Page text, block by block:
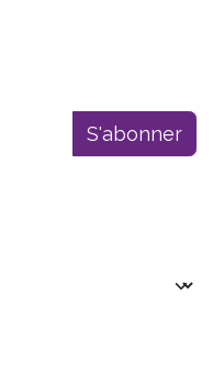
S'abonner